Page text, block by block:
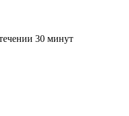
30 минут